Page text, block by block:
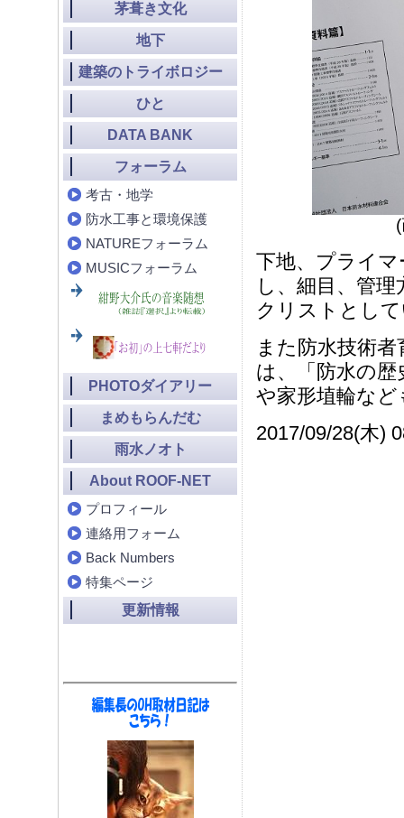
下地、プライ
し、細目、管
クリストとし
また防水技術
は、「防水の
や家形埴輪な
2017/09/28(木)
茅葺き文化
地下
建築のトライボロジー
ひと
DATA BANK
フォーラム
考古・地学
防水工事と環境保護
NATUREフォーラム
MUSICフォーラム
PHOTOダイアリー
まめもらんだむ
雨水ノオト
About ROOF-NET
プロフィール
連絡用フォーム
Back Numbers
特集ページ
更新情報